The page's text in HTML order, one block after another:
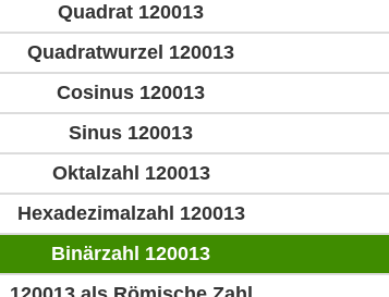
Quadrat 120013
Quadratwurzel 120013
Cosinus 120013
Sinus 120013
Oktalzahl 120013
Hexadezimalzahl 120013
Binärzahl 120013